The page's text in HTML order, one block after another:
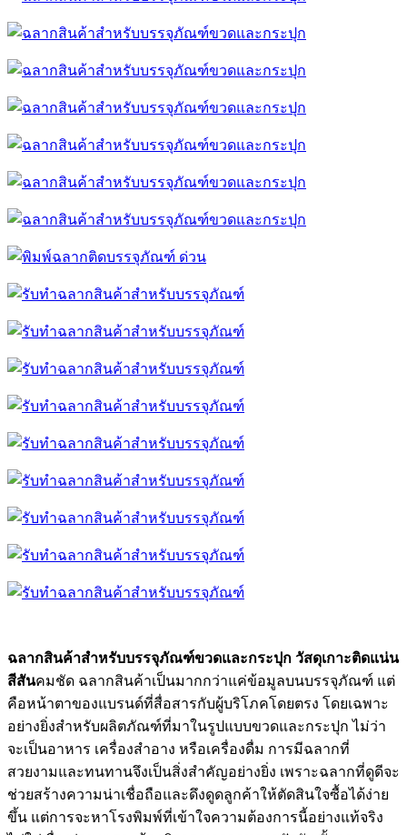
ฉลากสินค้าสำหรับบรรจุภัณฑ์ขวดและกระปุก วัสดุเกาะติดแน่น
สีสันคมชัด ฉลากสินค้าเป็นมากกว่าแค่ข้อมูลบนบรรจุภัณฑ์ แต่
คือหน้าตาของแบรนด์ที่สื่อสารกับผู้บริโภคโดยตรง โดยเฉพาะ
อย่างยิ่งสำหรับผลิตภัณฑ์ที่มาในรูปแบบขวดและกระปุก ไม่ว่า
จะเป็นอาหาร เครื่องสำอาง หรือเครื่องดื่ม การมีฉลากที่
สวยงามและทนทานจึงเป็นสิ่งสำคัญอย่างยิ่ง เพราะฉลากที่ดูดีจะ
ช่วยสร้างความน่าเชื่อถือและดึงดูดลูกค้าให้ตัดสินใจซื้อได้ง่าย
ขึ้น แต่การจะหาโรงพิมพ์ที่เข้าใจความต้องการนี้อย่างแท้จริง